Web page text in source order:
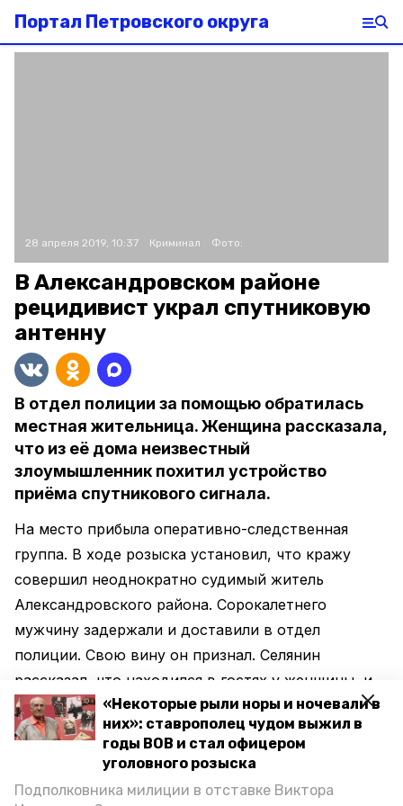
«Некоторые рыли норы и ночевали в
них»: ставрополец чудом выжил в
годы ВОВ и стал офицером
уголовного розыска
Подполковника милиции в отставке Виктора
Портал Петровского округа
28 апреля 2019, 10:37 Криминал Фото:
В Александровском районе
рецидивист украл спутниковую
антенну
В отдел полиции за помощью обратилась
местная жительница. Женщина рассказала,
что из её дома неизвестный
злоумышленник похитил устройство
приёма спутникового сигнала.
На место прибыла оперативно-следственная
группа. В ходе розыска установил, что кражу
совершил неоднократно судимый житель
Александровского района. Сорокалетнего
мужчину задержали и доставили в отдел
полиции. Свою вину он признал. Селянин
рассказал, что находился в гостях у женщины, и
воспользовавшись временным отсутствием
хозяйки похитил спутниковую телеантенну. В
отношении ставропольца возбудили уголовное
дело по факту кражи.